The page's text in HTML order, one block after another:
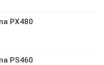
PX480
PS460